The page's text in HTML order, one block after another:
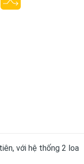
với hệ thống 2 loa